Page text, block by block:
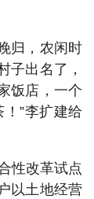
归，农闲时
子出名了，
饭店，一个
”李扩建给
性改革试点
以土地经营